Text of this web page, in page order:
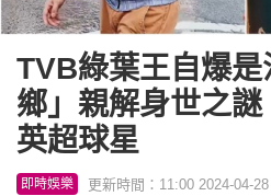
TVB綠葉王自爆
鄉」親解身世之
英超球星
即時娛樂 更新時間：11:00 2024-04-